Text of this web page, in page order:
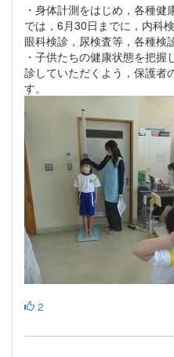
・身体計測をはじめ，各種
では，6月30日までに，内科
眼科検診，尿検査等，各種検
・子供たちの健康状態を把
診していただくよう，保護者
す。
2